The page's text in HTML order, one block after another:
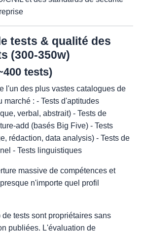
tests & qualité des
(300-350w)
tests)
l'un des plus vastes catalogues de
marché : - Tests d'aptitudes
verbal, abstrait) - Tests de
add (basés Big Five) - Tests
rédaction, data analysis) - Tests de
- Tests linguistiques
massive de compétences et
n'importe quel profil
de tests sont propriétaires sans
publiées. L'évaluation de